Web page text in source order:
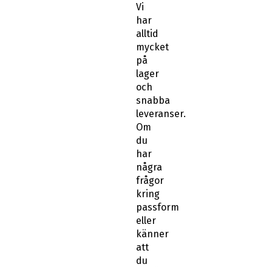
Vi
har
alltid
mycket
på
lager
och
snabba
leveranser.
Om
du
har
några
frågor
kring
passform
eller
känner
att
du